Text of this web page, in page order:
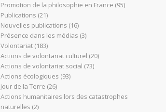
Promotion de la philosophie en France (95)
Publications (21)
Nouvelles publications (16)
Présence dans les médias (3)
Volontariat (183)
Actions de volontariat culturel (20)
Actions de volontariat social (73)
Actions écologiques (93)
Jour de la Terre (26)
Actions humanitaires lors des catastrophes
naturelles (2)